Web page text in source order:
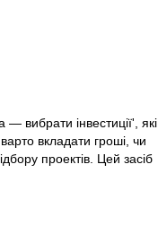
вибрати інвестиції', які
вкладати гроші, чи
проектів. Цей засіб